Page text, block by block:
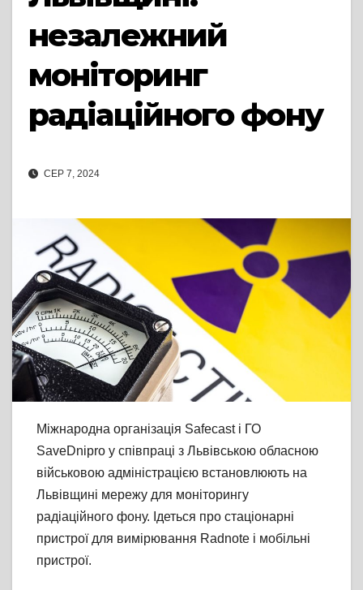
незалежний
моніторинг
радіаційного фону
СЕР 7, 2024
Міжнародна організація Safecast і ГО
SaveDnipro у співпраці з Львівською обласною
військовою адміністрацією встановлюють на
Львівщині мережу для моніторингу
радіаційного фону. Ідеться про стаціонарні
пристрої для вимірювання Radnote і мобільні
пристрої.